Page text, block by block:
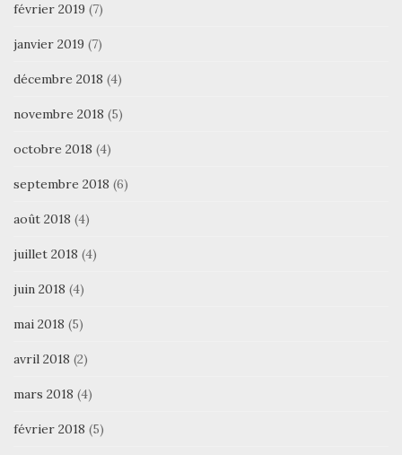
février 2019 (7)
janvier 2019 (7)
décembre 2018 (4)
novembre 2018 (5)
octobre 2018 (4)
septembre 2018 (6)
août 2018 (4)
juillet 2018 (4)
juin 2018 (4)
mai 2018 (5)
avril 2018 (2)
mars 2018 (4)
février 2018 (5)